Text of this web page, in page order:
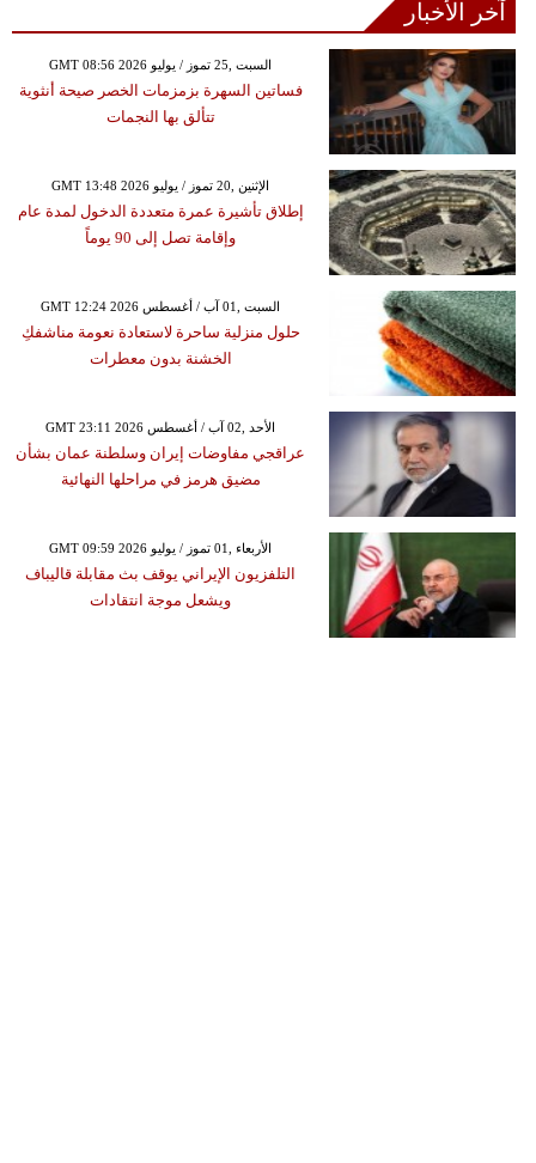
آخر الأخبار
GMT 08:56 2026 السبت ,25 تموز / يوليو
فساتين السهرة بزمزمات الخصر صيحة أنثوية
تتألق بها النجمات
GMT 13:48 2026 الإثنين ,20 تموز / يوليو
إطلاق تأشيرة عمرة متعددة الدخول لمدة عام
وإقامة تصل إلى 90 يوماً
GMT 12:24 2026 السبت ,01 آب / أغسطس
حلول منزلية ساحرة لاستعادة نعومة مناشفكِ
الخشنة بدون معطرات
GMT 23:11 2026 الأحد ,02 آب / أغسطس
عراقجي مفاوضات إيران وسلطنة عمان بشأن
مضيق هرمز في مراحلها النهائية
GMT 09:59 2026 الأربعاء ,01 تموز / يوليو
التلفزيون الإيراني يوقف بث مقابلة قاليباف
ويشعل موجة انتقادات